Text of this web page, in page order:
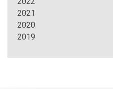
2021
2020
2019